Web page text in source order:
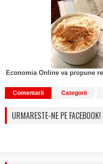
Economia Online va propune
Comentarii Categorii
URMARESTE-NE PE FACEBOOK!